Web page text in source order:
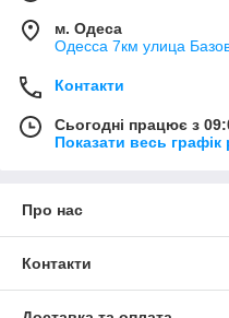
м. Одеса
Одесса 7км улица
Контакти
Сьогодні працює з
Показати весь графік
Про нас
Контакти